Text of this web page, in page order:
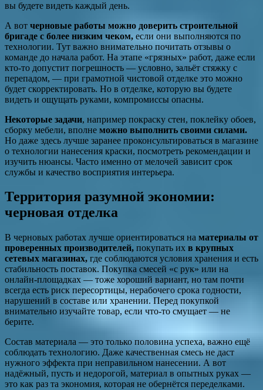
вы будете видеть каждый день.
А вот черновые работы можно доверить строительной
бригаде с более низким чеком, если они выполняются по
технологии. Тут важно внимательно почитать отзывы о
команде до начала работ. На этапе «грязных» работ, даже если
кто-то допустит погрешность — условно, зальёт стяжку с
перепадом, — при грамотной чистовой отделке это можно
будет скорректировать. Но в отделке, которую вы будете
видеть и ощущать руками, компромиссы опасны.
Некоторые задачи, например покраску стен, поклейку обоев,
сборку мебели, вполне можно выполнить своими силами.
Но даже здесь лучше заранее проконсультироваться в магазине
о технологии нанесения краски, посмотреть рекомендации и
изучить нюансы. Часто именно от мелочей зависит срок
службы и качество восприятия интерьера.
Территория разумной экономии:
черновая отделка
В черновых работах лучше ориентироваться на материалы от
проверенных производителей, покупать их в крупных
сетевых магазинах, где соблюдаются условия хранения и есть
стабильность поставок. Покупка смесей «с рук» или на
онлайн-площадках — тоже хороший вариант, но там почти
всегда есть риск пересортицы, нерабочего срока годности,
нарушений в составе или хранении. Перед покупкой
внимательно изучайте товар, если что-то смущает — не
берите.
Состав материала — это только половина успеха, важно ещё
соблюдать технологию. Даже качественная смесь не даст
нужного эффекта при неправильном нанесении. А вот
надёжный, пусть и недорогой, материал в опытных руках —
это как раз та экономия, которая не обернётся переделками.